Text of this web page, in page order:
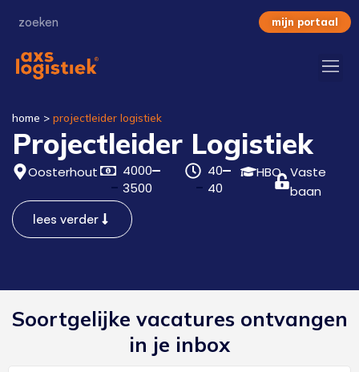
mijn portaal
home > projectleider logistiek
Projectleider Logistiek
Oosterhout
4000
3500
40
40
HBO Vaste
baan
lees verder
Soortgelijke vacatures ontvangen
in je inbox